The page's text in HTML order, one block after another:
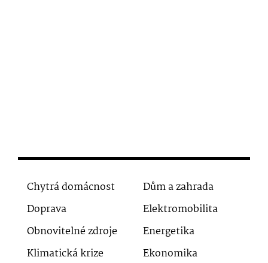
Chytrá domácnost
Dům a zahrada
Doprava
Elektromobilita
Obnovitelné zdroje
Energetika
Klimatická krize
Ekonomika